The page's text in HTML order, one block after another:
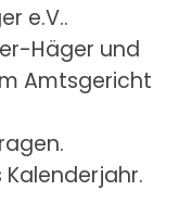
e.V..
Häger und
Amtsgericht